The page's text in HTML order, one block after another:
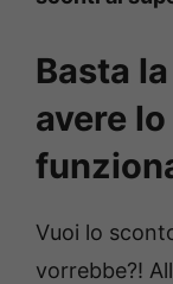
Basta
avere
Vuoi lo
vorrebbe?!